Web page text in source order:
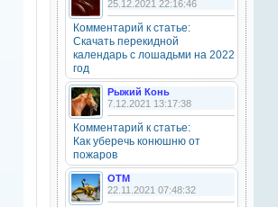
Natali
20 октября 2025
OTM
6 сентября 2025
Grey-Rattto, привет бро
Grey-Rattto
2 сентября 2025
25.12.2021 22:16:46
Комментарий к статье:
Скачать перекидной
календарь с лошадьми на 2022
год
Рыжий Конь
7.12.2021 13:17:38
Комментарий к статье:
Как уберечь конюшню от
пожаров
OTM
22.11.2021 07:48:32